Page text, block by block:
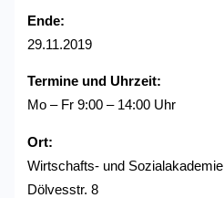
Ende:
29.11.2019
Termine und Uhrzeit:
Mo – Fr 9:00 – 14:00 Uhr
Ort:
Wirtschafts- und Sozialakademie
Dölvesstr. 8